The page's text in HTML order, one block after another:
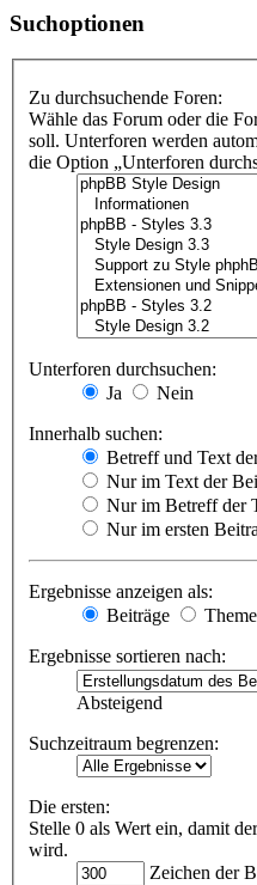
Suchoptionen
Zu durchsuchende Foren:
Wähle das Forum oder die
soll. Unterforen werden
die Option „Unterforen
Unterforen durchsuchen:
Ja
Nein
Innerhalb suchen:
Betreff und Text
Nur im Text der
Nur im Betreff der
Nur im ersten
Ergebnisse anzeigen als:
Beiträge
Ergebnisse sortieren nach:
Absteigend
Suchzeitraum begrenzen:
Die ersten:
Stelle 0 als Wert ein, damit
wird.
Zeichen der